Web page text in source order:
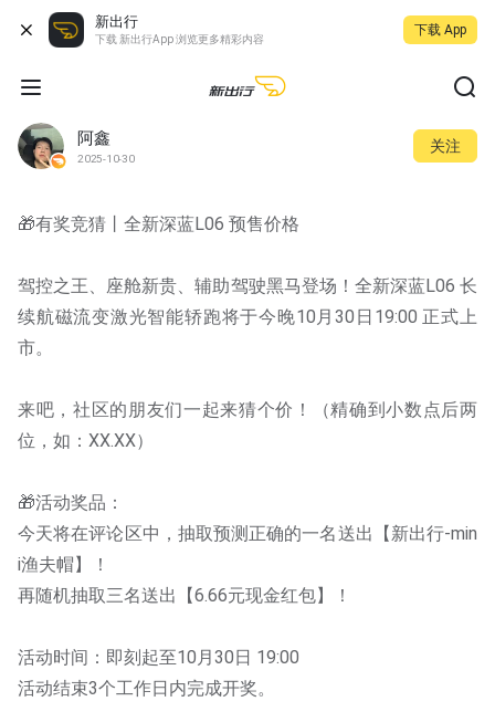
新出行
下载 新出行App 浏览更多精彩内容
下载 App
阿鑫
2025-10-30
关注
🎁有奖竞猜丨全新深蓝L06 预售价格
驾控之王、座舱新贵、辅助驾驶黑马登场！全新深蓝L06 长
续航磁流变激光智能轿跑将于今晚10月30日19:00 正式上
市。
来吧，社区的朋友们一起来猜个价！（精确到小数点后两
位，如：XX.XX）
🎁活动奖品：
今天将在评论区中，抽取预测正确的一名送出【新出行-min
i渔夫帽】！
再随机抽取三名送出【6.66元现金红包】！
活动时间：即刻起至10月30日 19:00
活动结束3个工作日内完成开奖。